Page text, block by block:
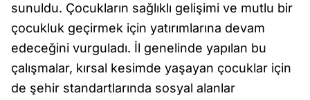
sunuldu. Çocukların sağlıklı gelişimi ve mutlu bir
çocukluk geçirmek için yatırımlarına devam
edeceğini vurguladı. İl genelinde yapılan bu
çalışmalar, kırsal kesimde yaşayan çocuklar için
de şehir standartlarında sosyal alanlar